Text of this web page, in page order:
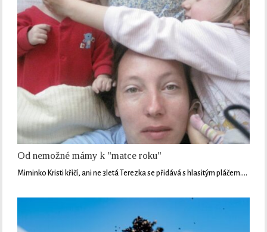
Od nemožné mámy k "matce roku"
Miminko Kristi křičí, ani ne 3letá Terezka se přidává s hlasitým pláčem.…